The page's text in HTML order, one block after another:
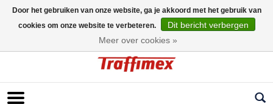
Door het gebruiken van onze website, ga je akkoord met het gebruik van
cookies om onze website te verbeteren.
Dit bericht verbergen
Meer over cookies »